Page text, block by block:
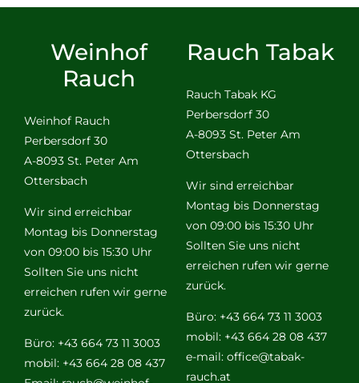
Weinhof
Rauch
Weinhof Rauch
Perbersdorf 30
A-8093 St. Peter Am
Ottersbach
Wir sind erreichbar
Montag bis Donnerstag
von 09:00 bis 15:30 Uhr
Sollten Sie uns nicht
erreichen rufen wir gerne
zurück.
Büro: +43 664 73 11 3003
mobil: +43 664 28 08 437
Rauch Tabak
Rauch Tabak KG
Perbersdorf 30
A-8093 St. Peter Am
Ottersbach
Wir sind erreichbar
Montag bis Donnerstag
von 09:00 bis 15:30 Uhr
Sollten Sie uns nicht
erreichen rufen wir gerne
zurück.
Büro: +43 664 73 11 3003
mobil: +43 664 28 08 437
e-mail: office@tabak-
rauch.at